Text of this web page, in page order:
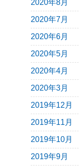
2020年8月
2020年7月
2020年6月
2020年5月
2020年4月
2020年3月
2019年12月
2019年11月
2019年10月
2019年9月